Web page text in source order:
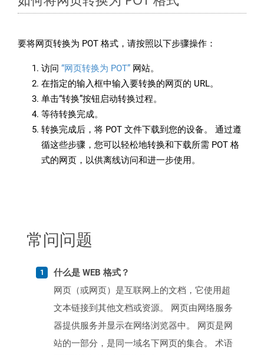
要将网页转换为 POT 格式，请按照以下步骤操作：
访问 “网页转换为 POT” 网站。
在指定的输入框中输入要转换的网页的 URL。
单击“转换”按钮启动转换过程。
等待转换完成。
转换完成后，将 POT 文件下载到您的设备。 通过遵
循这些步骤，您可以轻松地转换和下载所需 POT 格
式的网页，以供离线访问和进一步使用。
常问问题
什么是 WEB 格式？
网页（或网页）是互联网上的文档，它使用超
文本链接到其他文档或资源。 网页由网络服务
器提供服务并显示在网络浏览器中。 网页是网
站的一部分，是同一域名下网页的集合。 术语